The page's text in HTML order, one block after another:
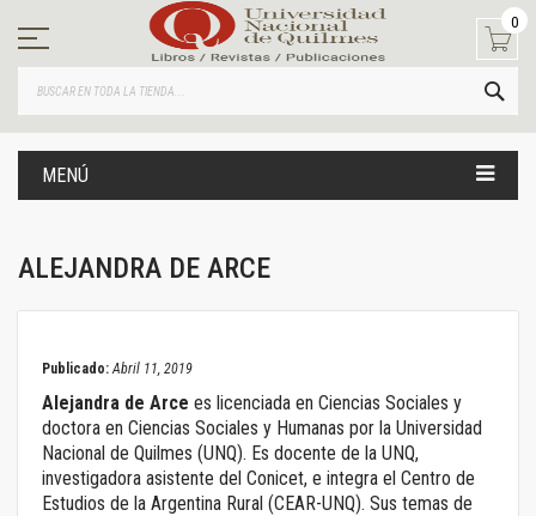
contenido
0
MENÚ
ALEJANDRA DE ARCE
Publicado: Abril 11, 2019
Alejandra de Arce es licenciada en Ciencias Sociales y
doctora en Ciencias Sociales y Humanas por la Universidad
Nacional de Quilmes (UNQ). Es docente de la UNQ,
investigadora asistente del Conicet, e integra el Centro de
Estudios de la Argentina Rural (CEAR-UNQ). Sus temas de